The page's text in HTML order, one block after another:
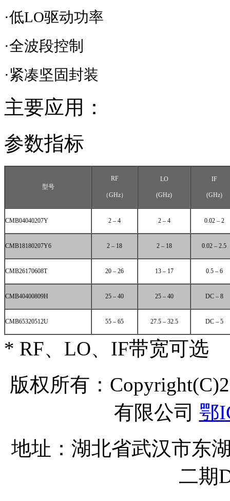
·低LO驱动功率
·全波段控制
·紧凑坚固封装
主要应用：
参数指标
型号
RF
（GHz）
LO
(GHz)
IF
(GHz)
CMB04040207Y 2 – 4 2 – 4 0.02 – 2
CMB18180207Y6 2 – 18 2 – 18 0.02 – 2.5
CMB26170608T 20 – 26 13 – 17 0.5 – 6
CMB40400809H 25 – 40 25 – 40 DC – 8
CMB65320512U 55 – 65 27.5 – 32.5 DC – 5
* RF、LO、IF带宽可选
版权所有：
有限公司 鄂
地址：湖北省武汉市东
二期